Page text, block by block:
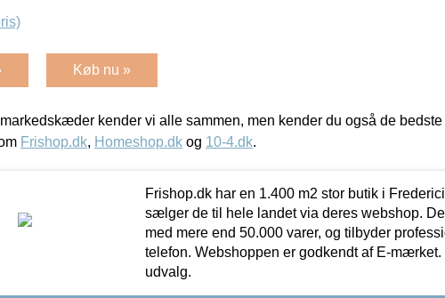
Køb nu »
kender vi alle sammen, men kender du også de
Frishop.dk, Homeshop.dk og 10-4.dk.
Frishop.dk har en 1.400 m2 stor butik i
sælger de til hele landet via deres webshop.
med mere end 50.000 varer, og tilbyder
telefon. Webshoppen er godkendt af E-
udvalg.